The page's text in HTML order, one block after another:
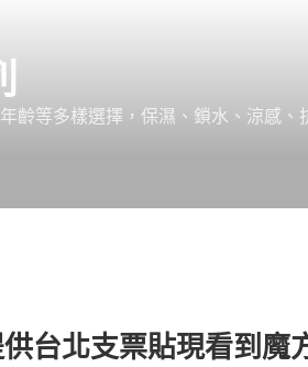
齡等多樣選擇，保濕、鎖水、涼感、
台北支票貼現看到魔